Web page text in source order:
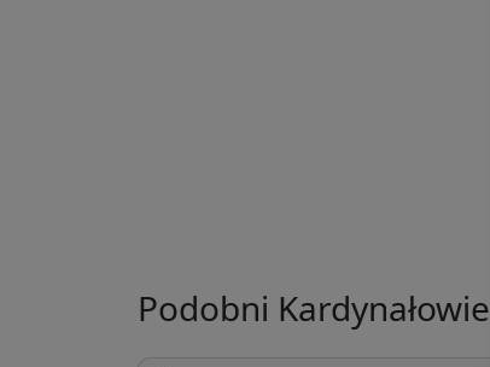
Podobni Kardynałowie